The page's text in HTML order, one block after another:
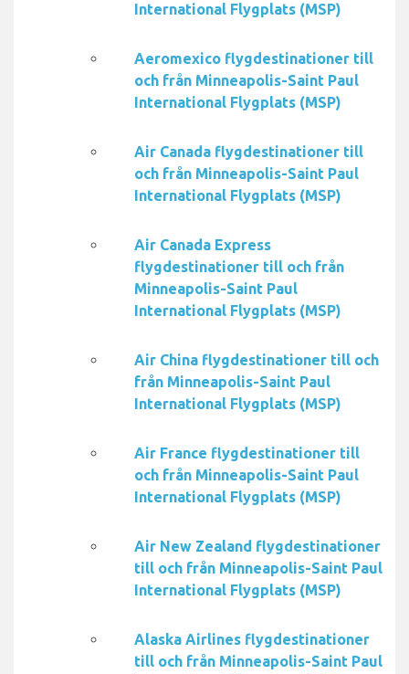
International Flygplats (MSP)
Aeromexico flygdestinationer till
och från Minneapolis-Saint Paul
International Flygplats (MSP)
Air Canada flygdestinationer till
och från Minneapolis-Saint Paul
International Flygplats (MSP)
Air Canada Express
flygdestinationer till och från
Minneapolis-Saint Paul
International Flygplats (MSP)
Air China flygdestinationer till och
från Minneapolis-Saint Paul
International Flygplats (MSP)
Air France flygdestinationer till
och från Minneapolis-Saint Paul
International Flygplats (MSP)
Air New Zealand flygdestinationer
till och från Minneapolis-Saint Paul
International Flygplats (MSP)
Alaska Airlines flygdestinationer
till och från Minneapolis-Saint Paul